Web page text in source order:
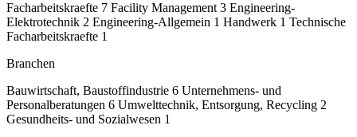
Facharbeitskraefte 7 Facility Management 3 Engineering-
Elektrotechnik 2 Engineering-Allgemein 1 Handwerk 1 Technische
Facharbeitskraefte 1
Branchen
Bauwirtschaft, Baustoffindustrie 6 Unternehmens- und
Personalberatungen 6 Umwelttechnik, Entsorgung, Recycling 2
Gesundheits- und Sozialwesen 1